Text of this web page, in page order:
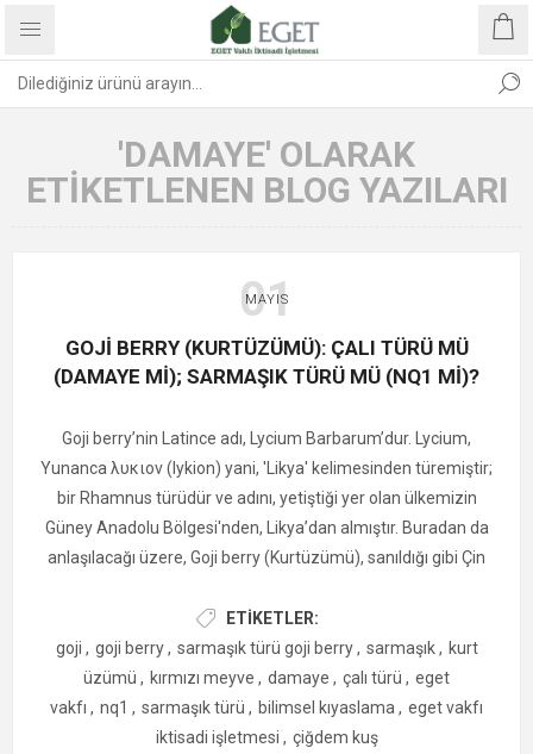
'DAMAYE' OLARAK
ETIKETLENEN BLOG YAZILARI
01
MAYIS
GOJİ BERRY (KURTÜZÜMÜ): ÇALI TÜRÜ MÜ
(DAMAYE Mİ); SARMAŞIK TÜRÜ MÜ (NQ1 Mİ)?
Goji berry’nin Latince adı, Lycium Barbarum’dur. Lycium,
Yunanca λυκιον (lykion) yani, 'Likya' kelimesinden türemiştir;
bir Rhamnus türüdür ve adını, yetiştiği yer olan ülkemizin
Güney Anadolu Bölgesi'nden, Likya’dan almıştır. Buradan da
anlaşılacağı üzere, Goji berry (Kurtüzümü), sanıldığı gibi Çin
Büyük olasılıkla Uzakdoğu'ya, İpekyolu aracılığıyla taşınmıştır.
Günümüzde ticari olarak, Çin, Tibet ve Asya'nın diğer
bölgelerinde yetişmektedir. Yaprak döken, çalı türü bir bitkidir.
ETIKETLER:
goji , goji berry , sarmaşık türü goji berry , sarmaşık , kurt
üzümü , kırmızı meyve , damaye , çalı türü , eget
vakfı , nq1 , sarmaşık türü , bilimsel kıyaslama , eget vakfı
iktisadi işletmesi , çiğdem kuş